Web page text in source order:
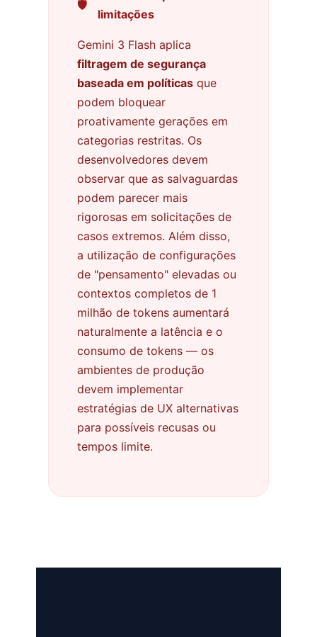
🛡️
limitações
Gemini 3 Flash aplica
filtragem de segurança
baseada em políticas que
podem bloquear
proativamente gerações em
categorias restritas. Os
desenvolvedores devem
observar que as salvaguardas
podem parecer mais
rigorosas em solicitações de
casos extremos. Além disso,
a utilização de configurações
de "pensamento" elevadas ou
contextos completos de 1
milhão de tokens aumentará
naturalmente a latência e o
consumo de tokens — os
ambientes de produção
devem implementar
estratégias de UX alternativas
para possíveis recusas ou
tempos limite.